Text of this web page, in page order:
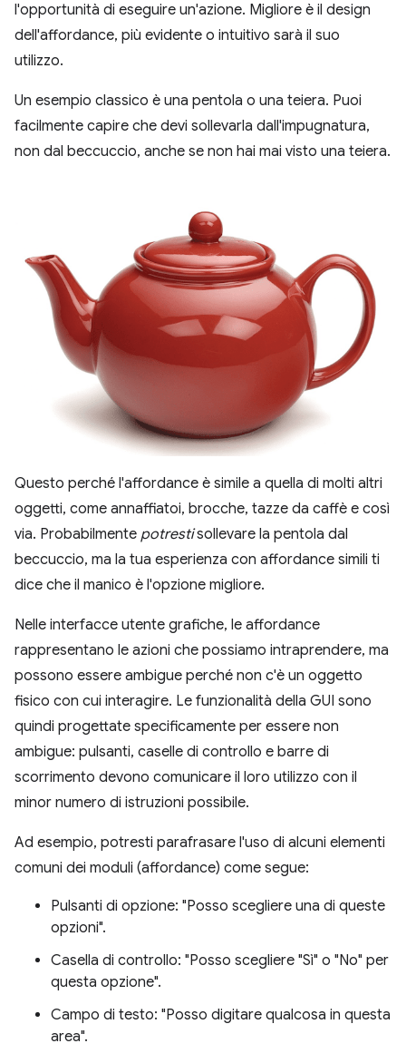
l'opportunità di eseguire un'azione. Migliore è il design
dell'affordance, più evidente o intuitivo sarà il suo
utilizzo.
Un esempio classico è una pentola o una teiera. Puoi
facilmente capire che devi sollevarla dall'impugnatura,
non dal beccuccio, anche se non hai mai visto una teiera.
Questo perché l'affordance è simile a quella di molti altri
oggetti, come annaffiatoi, brocche, tazze da caffè e così
via. Probabilmente potrestisollevare la pentola dal
beccuccio, ma la tua esperienza con affordance simili ti
dice che il manico è l'opzione migliore.
Nelle interfacce utente grafiche, le affordance
rappresentano le azioni che possiamo intraprendere, ma
possono essere ambigue perché non c'è un oggetto
fisico con cui interagire. Le funzionalità della GUI sono
quindi progettate specificamente per essere non
ambigue: pulsanti, caselle di controllo e barre di
scorrimento devono comunicare il loro utilizzo con il
minor numero di istruzioni possibile.
Ad esempio, potresti parafrasare l'uso di alcuni elementi
comuni dei moduli (affordance) come segue:
Pulsanti di opzione: "Posso scegliere una di queste
opzioni".
Casella di controllo: "Posso scegliere "Sì" o "No" per
questa opzione".
Campo di testo: "Posso digitare qualcosa in questa
area".